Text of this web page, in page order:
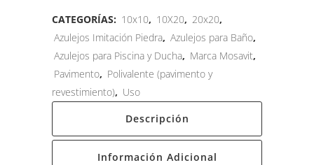
CATEGORÍAS: 10x10, 10X20, 20x20,
Azulejos Imitación Piedra, Azulejos para Baño,
Azulejos para Piscina y Ducha, Marca Mosavit,
Pavimento, Polivalente (pavimento y
revestimiento), Uso
Descripción
Información Adicional